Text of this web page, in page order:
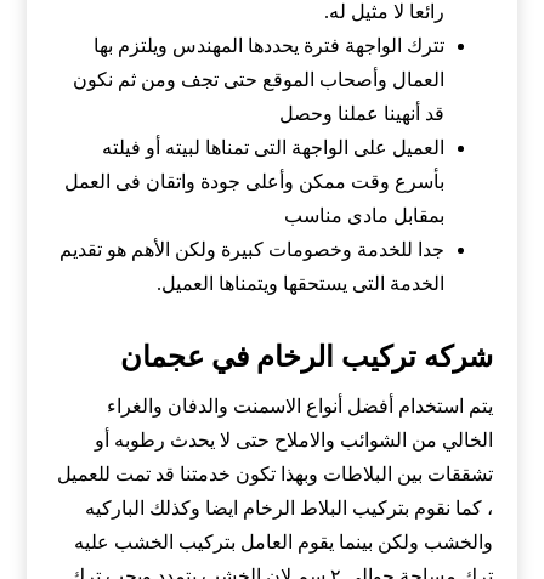
رائعا لا مثيل له.
تترك الواجهة فترة يحددها المهندس ويلتزم بها
العمال وأصحاب الموقع حتى تجف ومن ثم نكون
قد أنهينا عملنا وحصل
العميل على الواجهة التى تمناها لبيته أو فيلته
بأسرع وقت ممكن وأعلى جودة واتقان فى العمل
بمقابل مادى مناسب
جدا للخدمة وخصومات كبيرة ولكن الأهم هو تقديم
الخدمة التى يستحقها ويتمناها العميل.
شركه تركيب الرخام في عجمان
يتم استخدام أفضل أنواع الاسمنت والدفان والغراء
الخالي من الشوائب والاملاح حتى لا يحدث رطوبه أو
تشققات بين البلاطات وبهذا تكون خدمتنا قد تمت للعميل
، كما نقوم بتركيب البلاط الرخام ايضا وكذلك الباركيه
والخشب ولكن بينما يقوم العامل بتركيب الخشب عليه